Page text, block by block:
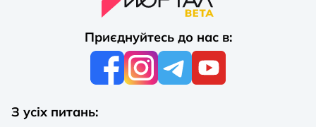
Приєднуйтесь до нас в:
З усіх питань: